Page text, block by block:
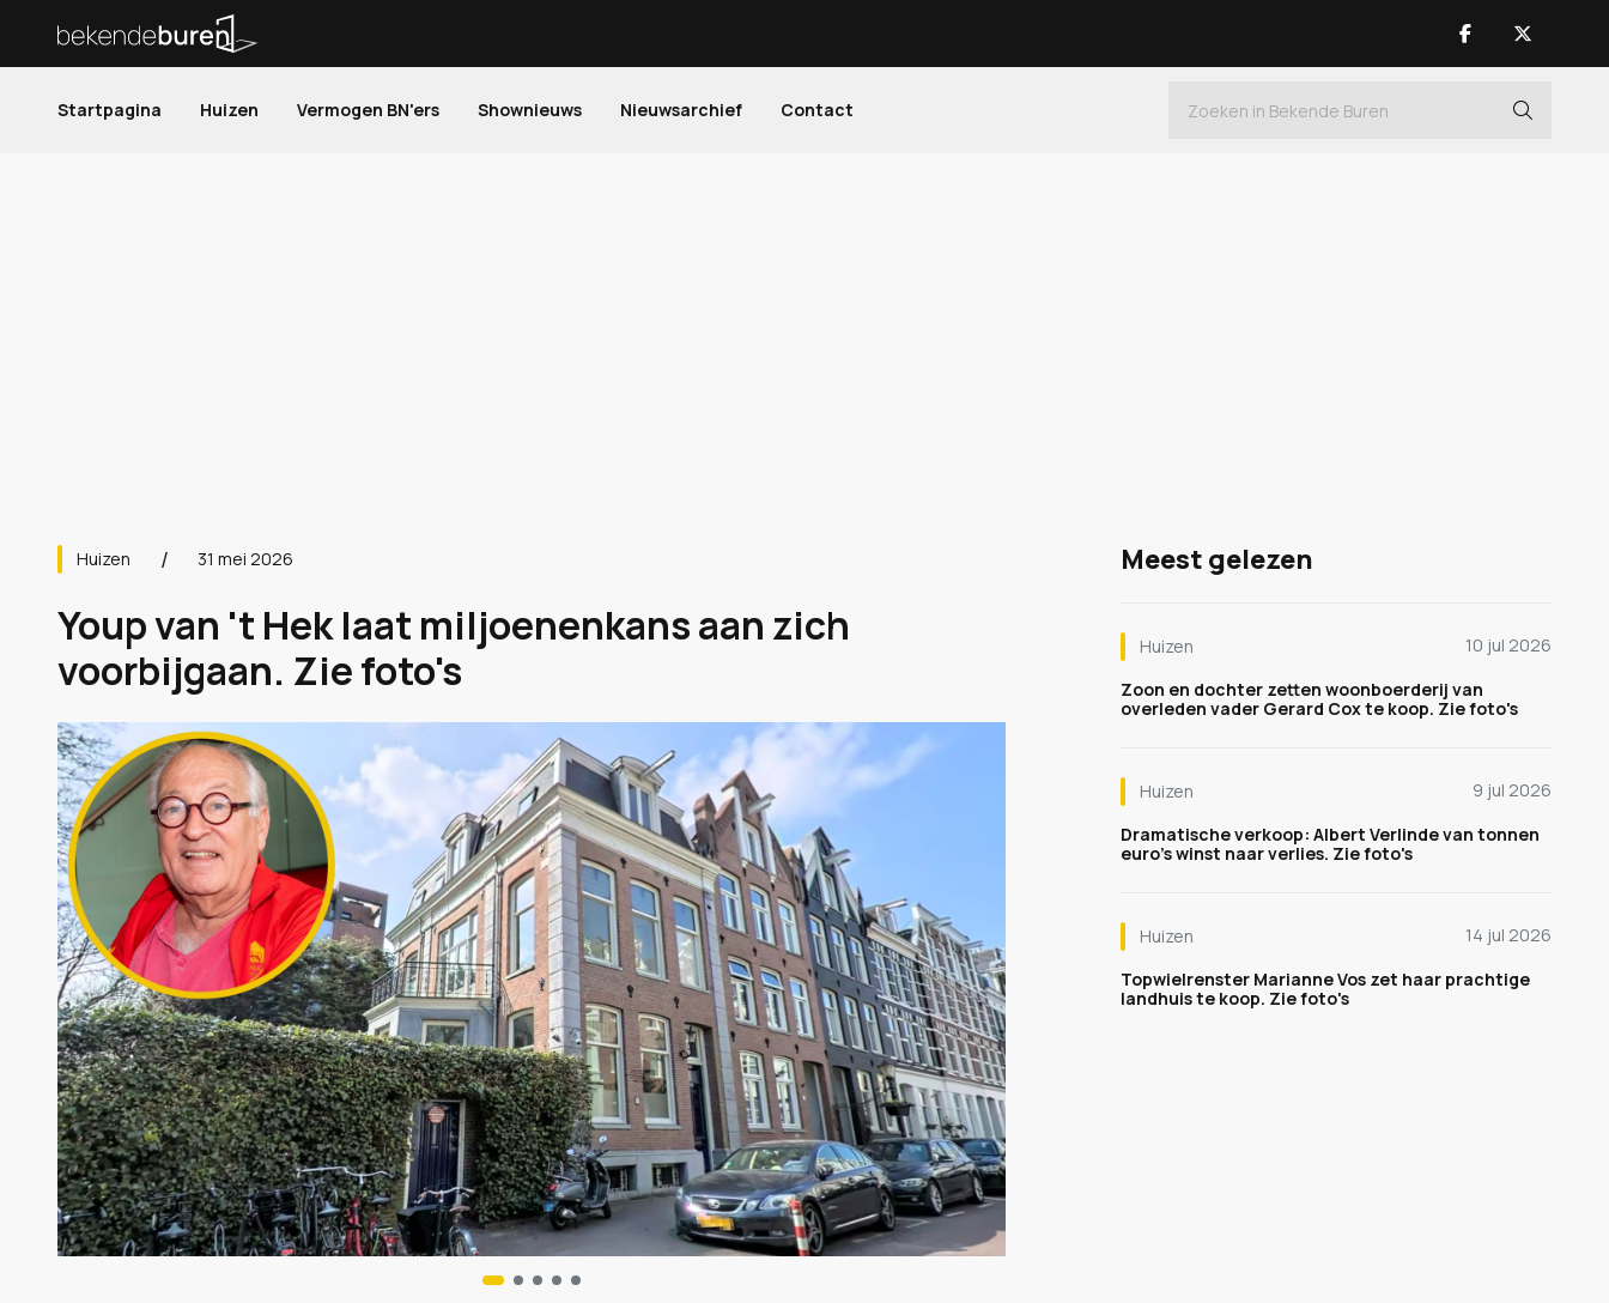
Startpagina Huizen Vermogen BN'ers Shownieuws Nieuwsarchief Contact
Huizen 31 mei 2026
Youp van 't Hek laat miljoenenkans aan zich
voorbijgaan. Zie foto's
Meest gelezen
Huizen
10 jul 2026
Zoon en dochter zetten woonboerderij van
overleden vader Gerard Cox te koop. Zie foto's
Huizen
9 jul 2026
Dramatische verkoop: Albert Verlinde van tonnen
euro's winst naar verlies. Zie foto's
Huizen
14 jul 2026
Topwielrenster Marianne Vos zet haar prachtige
landhuis te koop. Zie foto's